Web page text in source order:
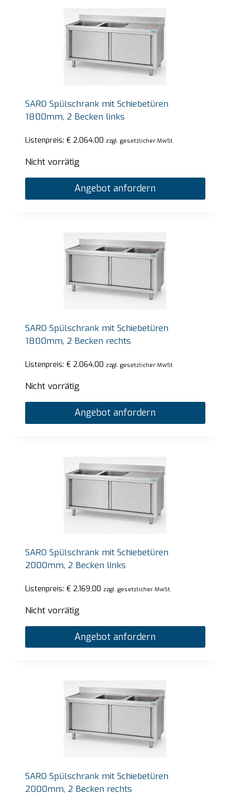
SARO Spülschrank mit Schiebetüren
1800mm, 2 Becken links
Listenpreis: €2.064,00 zzgl. gesetzlicher MwSt.
Nicht vorrätig
Angebot anfordern
SARO Spülschrank mit Schiebetüren
1800mm, 2 Becken rechts
Listenpreis: €2.064,00 zzgl. gesetzlicher MwSt.
Nicht vorrätig
Angebot anfordern
SARO Spülschrank mit Schiebetüren
2000mm, 2 Becken links
Listenpreis: €2.169,00 zzgl. gesetzlicher MwSt.
Nicht vorrätig
Angebot anfordern
SARO Spülschrank mit Schiebetüren
2000mm, 2 Becken rechts